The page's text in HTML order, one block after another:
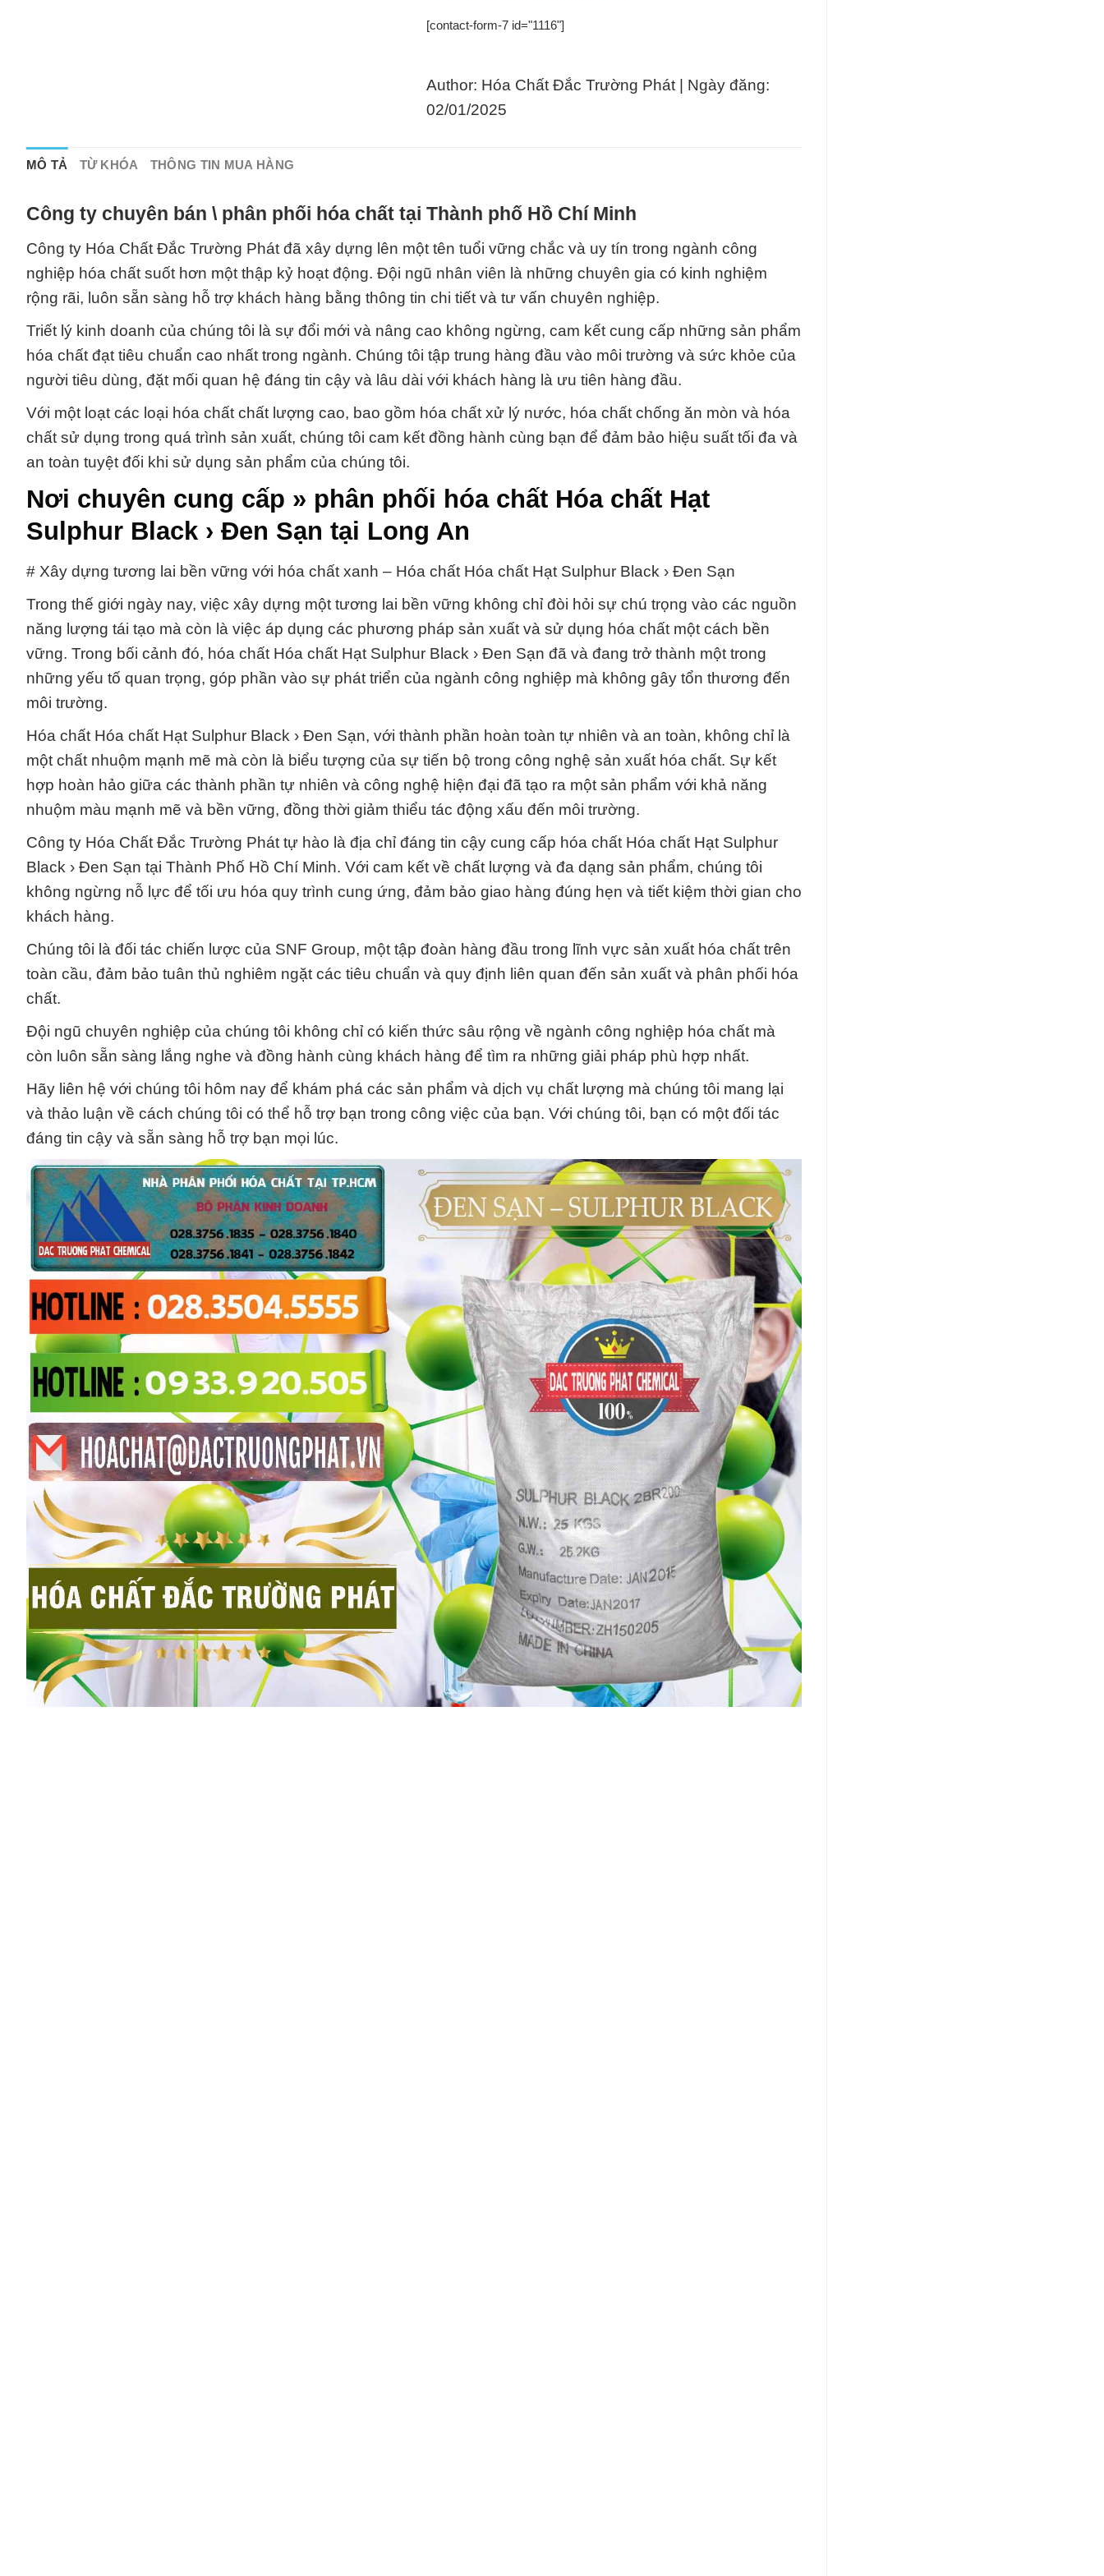
[contact-form-7 id="1116"]
Author: Hóa Chất Đắc Trường Phát | Ngày đăng:
02/01/2025
MÔ TẢ TỪ KHÓA THÔNG TIN MUA HÀNG
Công ty chuyên bán \ phân phối hóa chất tại Thành phố Hồ Chí Minh
Công ty Hóa Chất Đắc Trường Phát đã xây dựng lên một tên tuổi vững chắc và uy tín trong ngành công
nghiệp hóa chất suốt hơn một thập kỷ hoạt động. Đội ngũ nhân viên là những chuyên gia có kinh nghiệm
rộng rãi, luôn sẵn sàng hỗ trợ khách hàng bằng thông tin chi tiết và tư vấn chuyên nghiệp.
Triết lý kinh doanh của chúng tôi là sự đổi mới và nâng cao không ngừng, cam kết cung cấp những sản phẩm
hóa chất đạt tiêu chuẩn cao nhất trong ngành. Chúng tôi tập trung hàng đầu vào môi trường và sức khỏe của
người tiêu dùng, đặt mối quan hệ đáng tin cậy và lâu dài với khách hàng là ưu tiên hàng đầu.
Với một loạt các loại hóa chất chất lượng cao, bao gồm hóa chất xử lý nước, hóa chất chống ăn mòn và hóa
chất sử dụng trong quá trình sản xuất, chúng tôi cam kết đồng hành cùng bạn để đảm bảo hiệu suất tối đa và
an toàn tuyệt đối khi sử dụng sản phẩm của chúng tôi.
Nơi chuyên cung cấp » phân phối hóa chất Hóa chất Hạt
Sulphur Black › Ðen Sạn tại Long An
# Xây dựng tương lai bền vững với hóa chất xanh – Hóa chất Hóa chất Hạt Sulphur Black › Ðen Sạn
Trong thế giới ngày nay, việc xây dựng một tương lai bền vững không chỉ đòi hỏi sự chú trọng vào các nguồn
năng lượng tái tạo mà còn là việc áp dụng các phương pháp sản xuất và sử dụng hóa chất một cách bền
vững. Trong bối cảnh đó, hóa chất Hóa chất Hạt Sulphur Black › Ðen Sạn đã và đang trở thành một trong
những yếu tố quan trọng, góp phần vào sự phát triển của ngành công nghiệp mà không gây tổn thương đến
môi trường.
Hóa chất Hóa chất Hạt Sulphur Black › Ðen Sạn, với thành phần hoàn toàn tự nhiên và an toàn, không chỉ là
một chất nhuộm mạnh mẽ mà còn là biểu tượng của sự tiến bộ trong công nghệ sản xuất hóa chất. Sự kết
hợp hoàn hảo giữa các thành phần tự nhiên và công nghệ hiện đại đã tạo ra một sản phẩm với khả năng
nhuộm màu mạnh mẽ và bền vững, đồng thời giảm thiểu tác động xấu đến môi trường.
Công ty Hóa Chất Đắc Trường Phát tự hào là địa chỉ đáng tin cậy cung cấp hóa chất Hóa chất Hạt Sulphur
Black › Ðen Sạn tại Thành Phố Hồ Chí Minh. Với cam kết về chất lượng và đa dạng sản phẩm, chúng tôi
không ngừng nỗ lực để tối ưu hóa quy trình cung ứng, đảm bảo giao hàng đúng hẹn và tiết kiệm thời gian cho
khách hàng.
Chúng tôi là đối tác chiến lược của SNF Group, một tập đoàn hàng đầu trong lĩnh vực sản xuất hóa chất trên
toàn cầu, đảm bảo tuân thủ nghiêm ngặt các tiêu chuẩn và quy định liên quan đến sản xuất và phân phối hóa
chất.
Đội ngũ chuyên nghiệp của chúng tôi không chỉ có kiến thức sâu rộng về ngành công nghiệp hóa chất mà
còn luôn sẵn sàng lắng nghe và đồng hành cùng khách hàng để tìm ra những giải pháp phù hợp nhất.
Hãy liên hệ với chúng tôi hôm nay để khám phá các sản phẩm và dịch vụ chất lượng mà chúng tôi mang lại
và thảo luận về cách chúng tôi có thể hỗ trợ bạn trong công việc của bạn. Với chúng tôi, bạn có một đối tác
đáng tin cậy và sẵn sàng hỗ trợ bạn mọi lúc.